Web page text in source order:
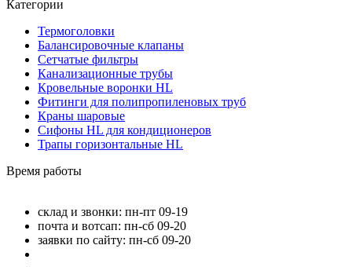
Категории
Термоголовки
Балансировочные клапаны
Сетчатые фильтры
Канализационные трубы
Кровельные воронки HL
Фитинги для полипропиленовых труб
Краны шаровые
Сифоны HL для кондиционеров
Трапы горизонтальные HL
Время работы
склад и звонки: пн-пт 09-19
почта и вотсап: пн-сб 09-20
заявки по сайту: пн-сб 09-20